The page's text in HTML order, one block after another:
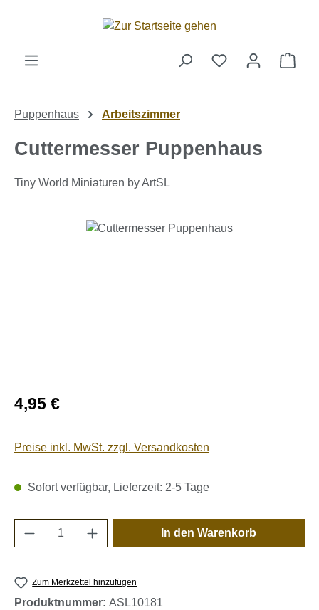
Zum Hauptinhalt springen
Puppenhaus Arbeitszimmer
Cuttermesser Puppenhaus
Tiny World Miniaturen by ArtSL
Bildergalerie überspringen
Regulärer Preis:
4,95 €
Preise inkl. MwSt. zzgl. Versandkosten
Sofort verfügbar, Lieferzeit: 2-5 Tage
Produkt Anzahl: Gib den gewünschten
In den Warenkorb
Zum Merkzettel hinzufügen
Produktnummer: ASL10181